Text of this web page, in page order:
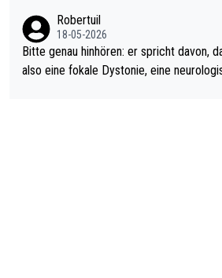
Robertuil
18-05-2026
Bitte genau hinhören: er spricht davon,
also eine fokale Dystonie, eine